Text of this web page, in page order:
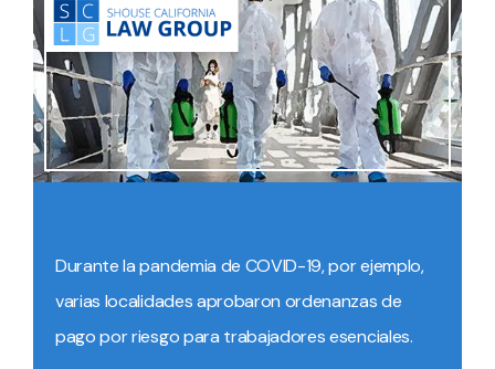
Durante la pandemia de COVID-19, por ejemplo,
varias localidades aprobaron ordenanzas de
pago por riesgo para trabajadores esenciales.